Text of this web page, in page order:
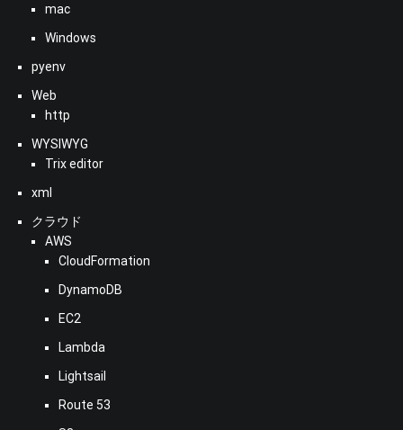
mac
Windows
pyenv
Web
http
WYSIWYG
Trix editor
xml
クラウド
AWS
CloudFormation
DynamoDB
EC2
Lambda
Lightsail
Route 53